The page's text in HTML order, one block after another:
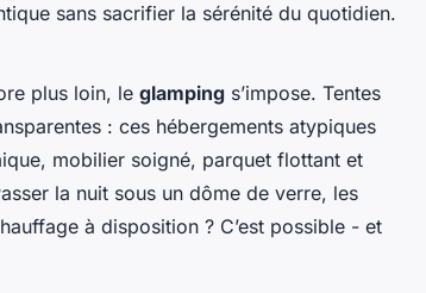
sans sacrifier la sérénité du quotidien.
plus loin, le glamping s’impose. Tentes
: ces hébergements atypiques
mobilier soigné, parquet flottant et
la nuit sous un dôme de verre, les
à disposition ? C’est possible - et